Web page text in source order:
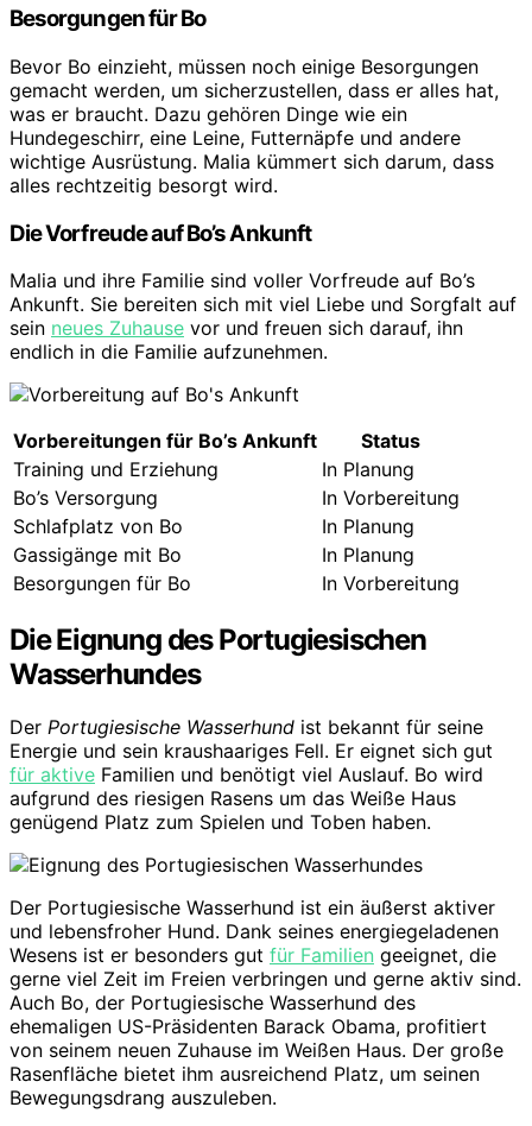
Besorgungen für Bo
Bevor Bo einzieht, müssen noch einige Besorgungen
gemacht werden, um sicherzustellen, dass er alles hat,
was er braucht. Dazu gehören Dinge wie ein
Hundegeschirr, eine Leine, Futternäpfe und andere
wichtige Ausrüstung. Malia kümmert sich darum, dass
alles rechtzeitig besorgt wird.
Die Vorfreude auf Bo’s Ankunft
Malia und ihre Familie sind voller Vorfreude auf Bo’s
Ankunft. Sie bereiten sich mit viel Liebe und Sorgfalt auf
sein neues Zuhause vor und freuen sich darauf, ihn
endlich in die Familie aufzunehmen.
Vorbereitungen für Bo’s Ankunft
Status
Training und Erziehung
In Planung
Bo’s Versorgung
In Vorbereitung
Schlafplatz von Bo
In Planung
Gassigänge mit Bo
In Planung
Besorgungen für Bo
In Vorbereitung
Die Eignung des Portugiesischen
Wasserhundes
Der Portugiesische Wasserhund ist bekannt für seine
Energie und sein kraushaariges Fell. Er eignet sich gut
für aktive Familien und benötigt viel Auslauf. Bo wird
aufgrund des riesigen Rasens um das Weiße Haus
genügend Platz zum Spielen und Toben haben.
Der Portugiesische Wasserhund ist ein äußerst aktiver
und lebensfroher Hund. Dank seines energiegeladenen
Wesens ist er besonders gut für Familien geeignet, die
gerne viel Zeit im Freien verbringen und gerne aktiv sind.
Auch Bo, der Portugiesische Wasserhund des
ehemaligen US-Präsidenten Barack Obama, profitiert
von seinem neuen Zuhause im Weißen Haus. Der große
Rasenfläche bietet ihm ausreichend Platz, um seinen
Bewegungsdrang auszuleben.